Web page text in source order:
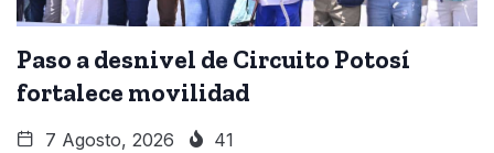
Paso a desnivel de Circuito Potosí
fortalece movilidad
7 Agosto, 2026 41